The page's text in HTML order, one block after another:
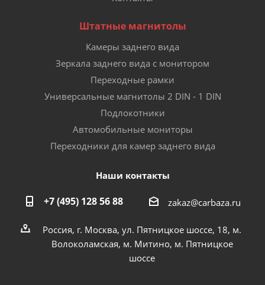
Штатные магнитолы
Камеры заднего вида
Зеркала заднего вида с монитором
Переходные рамки
Универсальные магнитолы 2 DIN - 1 DIN
Подлокотники
Автомобильные мониторы
Переходники для камер заднего вида
Наши контакты
+7 (495) 128 56 88 zakaz@carbaza.ru
Россия, г. Москва, ул. Пятницкое шоссе, 18, м.
Волоколамская, м. Митино, м. Пятницкое
шоссе